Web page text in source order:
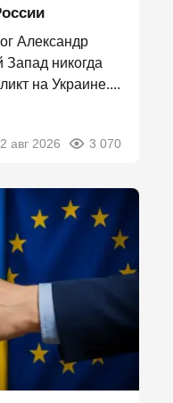
Александр
Запад никогда
на Украине....
2 авг 2026 3 070